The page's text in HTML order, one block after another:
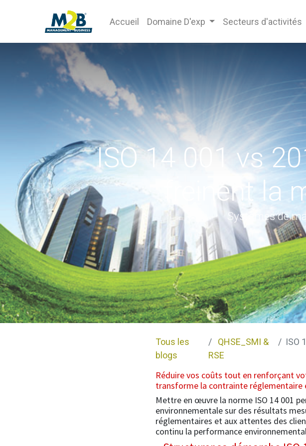
Accueil Domaine D'exp Secteurs d'activités
ISO 14 001 vs
freinent la
Systèmes de
Tous les
blogs
QHSE_SMI &
RSE
ISO
Réduire vos coûts tout en renforçant
transforme la contrainte réglementaire
Mettre en œuvre la norme ISO 14 001
environnementale sur des résultats
réglementaires et aux attentes des
continu la performance